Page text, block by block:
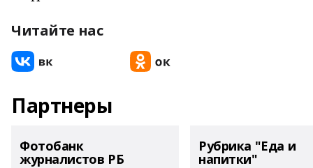
Читайте нас
Партнеры
Фотобанк
журналистов РБ
Рубрика "Еда и
напитки"